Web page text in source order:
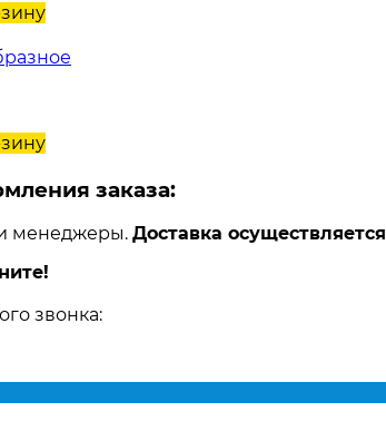
заказа:
менеджеры. Доставка осуществляется
звонка: